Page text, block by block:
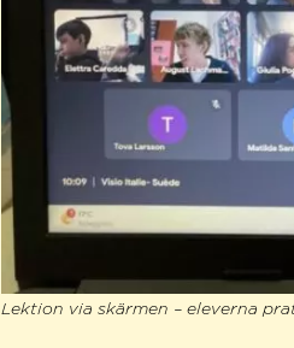
Lektion via skärmen – eleverna